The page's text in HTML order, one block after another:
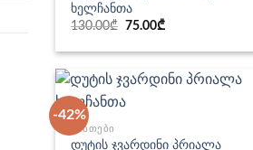
ხელჩანთა
130.00₾ Original
was:
75.00₾Current
is:
-42%
ᲩᲐᲜᲗᲔᲑᲘ
დუტის ჯვარდინი პრიალა